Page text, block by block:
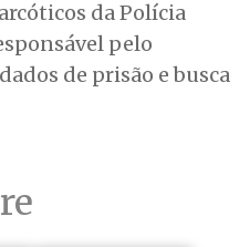
da Polícia
pelo
de prisão e busca